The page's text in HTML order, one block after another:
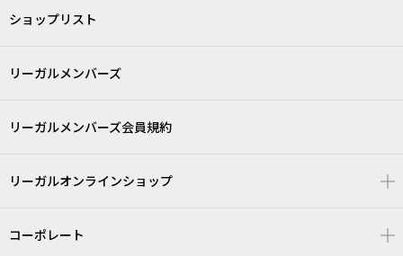
ショップリスト
リーガルメンバーズ
リーガルメンバーズ会員規約
リーガルオンラインショップ
コーポレート